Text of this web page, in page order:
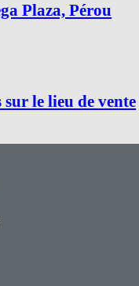
Plaza, Pérou
le lieu de vente